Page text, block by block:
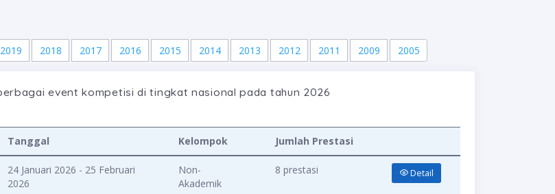
2019 2018 2017 2016 2015 2014 2013 2012 2011 2009 2005
event kompetisi di tingkat nasional pada tahun 2026
Tanggal Kelompok Jumlah Prestasi
24 Januari 2026 - 25 Februari
2026
Non-
Akademik
8 prestasi Detail